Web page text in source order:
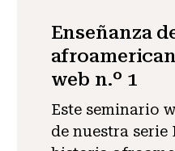
Enseñanza
web n.º 1
Este seminario
de nuestra serie